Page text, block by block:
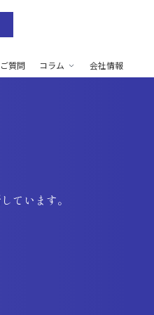
質問 コラム 会社情報
ています。